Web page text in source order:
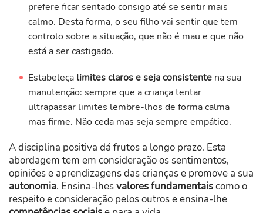
prefere ficar sentado consigo até se sentir mais
calmo. Desta forma, o seu filho vai sentir que tem
controlo sobre a situação, que não é mau e que não
está a ser castigado.
Estabeleça limites claros e seja consistentena sua
manutenção: sempre que a criança tentar
ultrapassar limites lembre-lhos de forma calma
mas firme. Não ceda mas seja sempre empático.
A disciplina positiva dá frutos a longo prazo. Esta
abordagem tem em consideração os sentimentos,
opiniões e aprendizagens das crianças e promove a sua
autonomia. Ensina-lhesvalores fundamentaiscomo o
respeito e consideração pelos outros e ensina-lhe